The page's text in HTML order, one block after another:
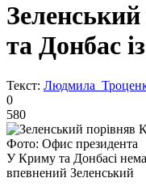
та Донбас
Текст: Людмила
0
580
Фото: Офис президента
У Криму та Донбасі
впевнений Зеленський